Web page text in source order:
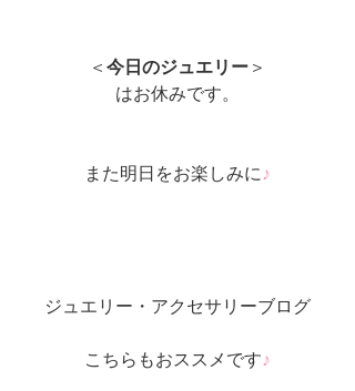
＜ 今日のジュエリー ＞
はお休みです。
また明日をお楽しみに♪
ジュエリー・アクセサリーブログ
こちらもおススメです♪